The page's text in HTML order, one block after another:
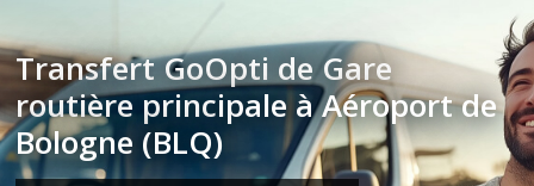
Transfert GoOpti de Gare
routière principale à Aéroport de
Bologne (BLQ)